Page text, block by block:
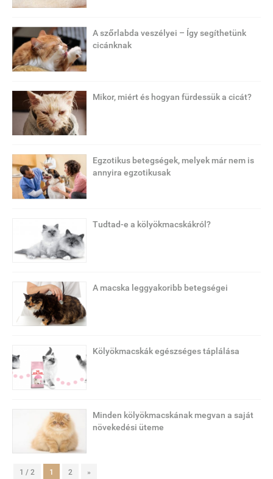
A szőrlabda veszélyei – Így segíthetünk
cicánknak
Mikor, miért és hogyan fürdessük a cicát?
Egzotikus betegségek, melyek már nem is
annyira egzotikusak
Tudtad-e a kölyökmacskákról?
A macska leggyakoribb betegségei
Kölyökmacskák egészséges táplálása
Minden kölyökmacskának megvan a saját
növekedési üteme
1 / 2 1 2 »